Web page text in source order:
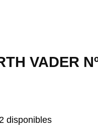
VADER
disponibles